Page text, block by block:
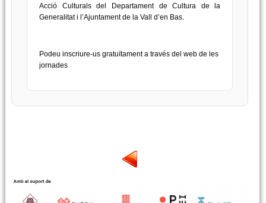
Acció Culturals del Departament de Cultura de la
Generalitat i l’Ajuntament de la Vall d’en Bas.
Podeu inscriure-us gratuïtament a través del web de les
jornades